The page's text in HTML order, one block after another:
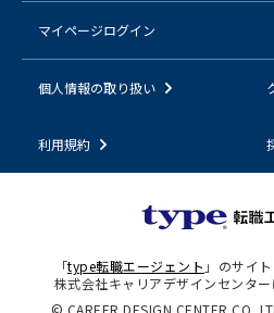
マイページログイン
個人情報の取り扱い
利用規約
「type転職エージェント 」のサイ
株式会社キャリアデザインセンタ
© CAREER DESIGN CENTER